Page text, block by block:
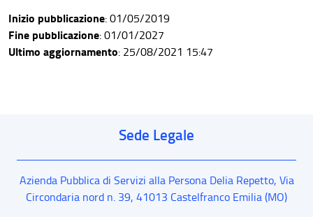
Inizio pubblicazione: 01/05/2019
Fine pubblicazione: 01/01/2027
Ultimo aggiornamento: 25/08/2021 15:47
Sede Legale
Azienda Pubblica di Servizi alla Persona Delia Repetto, Via
Circondaria nord n. 39, 41013 Castelfranco Emilia(MO)